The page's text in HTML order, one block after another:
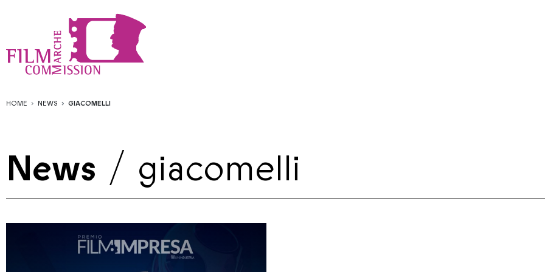
HOME NEWS GIACOMELLI
News / giacomelli